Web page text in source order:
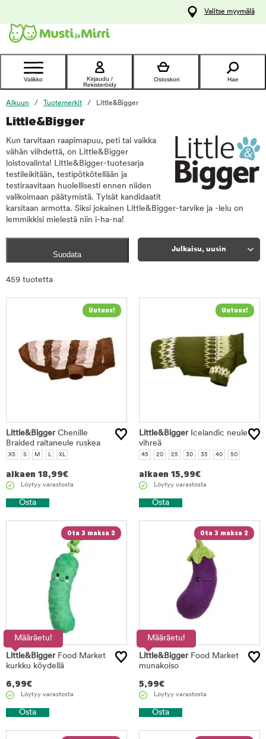
Ota yhteyttä
asiakaspalveluun
Valitse myymälä
Valikko
Kirjaudu /
Rekisteröidy
Ostoskori Hae
Alkuun Tuotemerkit Little&Bigger
Little&Bigger
Kun tarvitaan raapimapuu, peti tai vaikka
vähän viihdettä, on Little&Bigger
loistovalinta! Little&Bigger-tuotesarja
testileikitään, testipötkötellään ja
testiraavitaan huolellisesti ennen niiden
valikoimaan päätymistä. Tylsät kandidaatit
karsitaan armotta. Siksi jokainen Little&Bigger-tarvike ja -lelu on
lemmikkisi mielestä niin i-ha-na!
Suodata
Julkaisu, uusin
459 tuotetta
Little&BiggerChenille
Braided raitaneule ruskea
XS S M L XL
alkaen 18,99€
Löytyy varastosta
Osta
Little&BiggerIcelandic neule
vihreä
45 20 25 30 35 40 50
alkaen 15,99€
Löytyy varastosta
Osta
Ota 3 maksa 2
Määräetu!
Little&BiggerFood Market
kurkku köydellä
6,99€
Löytyy varastosta
Osta
Ota 3 maksa 2
Määräetu!
Little&BiggerFood Market
munakoiso
5,99€
Löytyy varastosta
Osta